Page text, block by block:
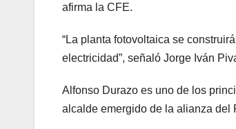
afirma la CFE.
“La planta fotovoltaica se
electricidad”, señaló Jorge Iván
Alfonso Durazo es uno de los
alcalde emergido de la alianza del